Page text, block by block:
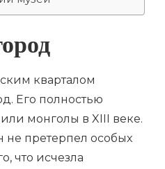
кварталом
Его полностью
монголы в XIII веке.
не претерпел особых
что исчезла